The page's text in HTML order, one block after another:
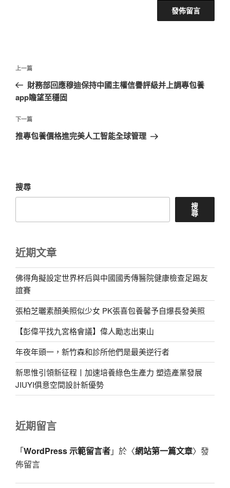
文
導
覽
上
一
篇
章
上一篇
財務部回應穆迪保持中國主權信譽評級并上調專包養
app瞻望至穩固
下
一
下一篇
推專包養價格進完美人工智能全球管理
搜尋
搜
尋
近期文章
佛得角擬設定世界杯后與中國國秀傳醫院健康檢查足踢友
誼賽
張柏芝曬素顏美照似少女 PK張喜包養馨予自爆長發美照
【彭偉平找九宮格會議】偉人勵志出東山
年夜年頭一，新竹森和診所他們是最美逆行者
新思惟引領新征程丨加速培養綠色生產力 塑造產業發展
JIUYI俱意空間設計新優勢
近期留言
「WordPress 示範留言者」於〈網站第一篇文章〉發
佈留言